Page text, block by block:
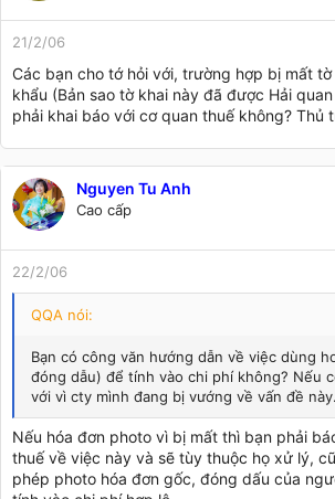
21/2/06
Các bạn cho tớ hỏi với, trường hợp bị mất
khẩu (Bản sao tờ khai này đã được Hải
phải khai báo với cơ quan thuế không? Thủ
Nguyen Tu Anh
Cao cấp
22/2/06
QQA nói:
Bạn có công văn hướng dẫn về việc dùng
đóng dẫu) để tính vào chi phí không? Nếu
với vì cty mình đang bị vướng về vấn đề
Nếu hóa đơn photo vì bị mất thì bạn phải
thuế về việc này và sẽ tùy thuộc họ xử lý,
phép photo hóa đơn gốc, đóng dấu của